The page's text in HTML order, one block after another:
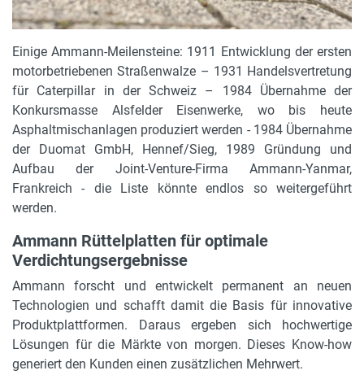
Einige Ammann-Meilensteine: 1911 Entwicklung der ersten
motorbetriebenen Straßenwalze – 1931 Handelsvertretung
für Caterpillar in der Schweiz – 1984 Übernahme der
Konkursmasse Alsfelder Eisenwerke, wo bis heute
Asphaltmischanlagen produziert werden - 1984 Übernahme
der Duomat GmbH, Hennef/Sieg, 1989 Gründung und
Aufbau der Joint-Venture-Firma Ammann-Yanmar,
Frankreich - die Liste könnte endlos so weitergeführt
werden.
Ammann Rüttelplatten für optimale
Verdichtungsergebnisse
Ammann forscht und entwickelt permanent an neuen
Technologien und schafft damit die Basis für innovative
Produktplattformen. Daraus ergeben sich hochwertige
Lösungen für die Märkte von morgen. Dieses Know-how
generiert den Kunden einen zusätzlichen Mehrwert.